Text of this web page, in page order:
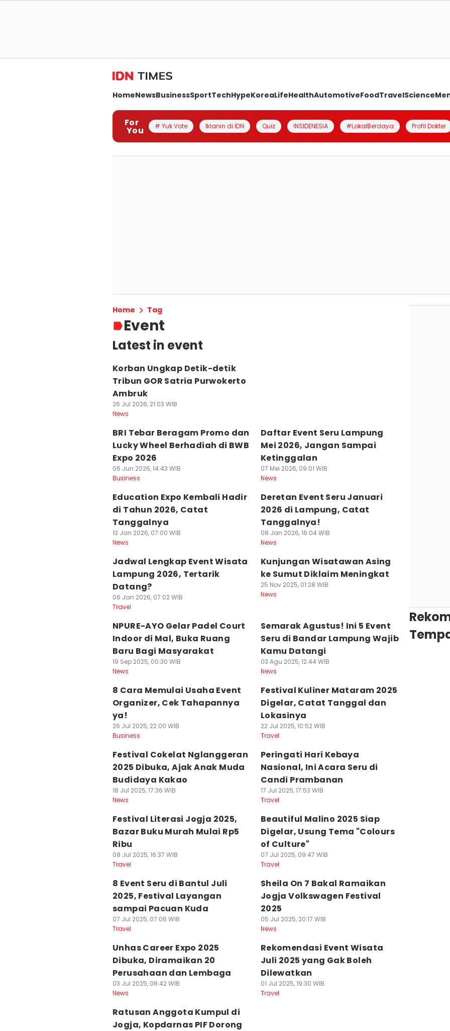
HomeNewsBusinessSportTechHypeKoreaLifeHealthAutomotiveFoodTravelScience
For
You # Yuk Vote Iklanin di IDN Quiz INSIDENESIA #LokalBerdaya Profil Dokter
Home Tag
Event
Latest in event
Korban Ungkap Detik-detik
Tribun GOR Satria Purwokerto
Ambruk
26 Jul 2026, 21:03 WIB
News
BRI Tebar Beragam Promo dan
Lucky Wheel Berhadiah di BWB
Expo 2026
06 Jun 2026, 14:43 WIB
Business
Daftar Event Seru Lampung
Mei 2026, Jangan Sampai
Ketinggalan
07 Mei 2026, 09:01 WIB
News
Education Expo Kembali Hadir
di Tahun 2026, Catat
Tanggalnya
13 Jan 2026, 07:00 WIB
News
Deretan Event Seru Januari
2026 di Lampung, Catat
Tanggalnya!
08 Jan 2026, 16:04 WIB
News
Jadwal Lengkap Event Wisata
Lampung 2026, Tertarik
Datang?
06 Jan 2026, 07:02 WIB
Travel
Kunjungan Wisatawan Asing
ke Sumut Diklaim Meningkat
25 Nov 2025, 01:28 WIB
News
NPURE-AYO Gelar Padel Court
Indoor di Mal, Buka Ruang
Baru Bagi Masyarakat
19 Sep 2025, 00:30 WIB
News
Semarak Agustus! Ini 5 Event
Seru di Bandar Lampung Wajib
Kamu Datangi
03 Agu 2025, 12:44 WIB
News
8 Cara Memulai Usaha Event
Organizer, Cek Tahapannya
ya!
26 Jul 2025, 22:00 WIB
Business
Festival Kuliner Mataram 2025
Digelar, Catat Tanggal dan
Lokasinya
22 Jul 2025, 10:52 WIB
Travel
Festival Cokelat Nglanggeran
2025 Dibuka, Ajak Anak Muda
Budidaya Kakao
18 Jul 2025, 17:36 WIB
News
Peringati Hari Kebaya
Nasional, Ini Acara Seru di
Candi Prambanan
17 Jul 2025, 17:53 WIB
Travel
Festival Literasi Jogja 2025,
Bazar Buku Murah Mulai Rp5
Ribu
08 Jul 2025, 16:37 WIB
Travel
Beautiful Malino 2025 Siap
Digelar, Usung Tema "Colours
of Culture"
07 Jul 2025, 09:47 WIB
Travel
8 Event Seru di Bantul Juli
2025, Festival Layangan
sampai Pacuan Kuda
07 Jul 2025, 07:06 WIB
Travel
Sheila On 7 Bakal Ramaikan
Jogja Volkswagen Festival
2025
05 Jul 2025, 20:17 WIB
News
Unhas Career Expo 2025
Dibuka, Diramaikan 20
Perusahaan dan Lembaga
03 Jul 2025, 08:42 WIB
News
Rekomendasi Event Wisata
Juli 2025 yang Gak Boleh
Dilewatkan
01 Jul 2025, 19:30 WIB
Travel
Ratusan Anggota Kumpul di
Jogja, Kopdarnas PIF Dorong